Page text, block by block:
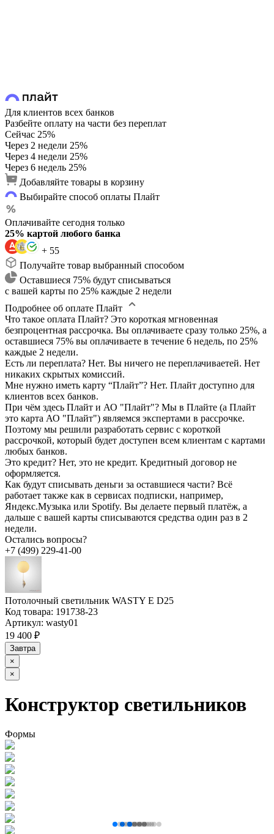
Для клиентов всех банков
Разбейте оплату на части без переплат
Сейчас 25%
Через 2 недели 25%
Через 4 недели 25%
Через 6 недель 25%
Добавляйте товары в корзину
Выбирайте способ оплаты Плайт
Оплачивайте сегодня только
25% картой любого банка
+ 55
Получайте товар выбранный способом
Оставшиеся 75% будут списываться
с вашей карты по 25% каждые 2 недели
Подробнее об оплате Плайт
Что такое оплата Плайт? Это короткая мгновенная
безпроцентная рассрочка. Вы оплачиваете сразу только 25%, а
оставшиеся 75% вы оплачиваете в течение 6 недель, по 25%
каждые 2 недели.
Есть ли переплата? Нет. Вы ничего не переплачиваетей. Нет
никаких скрытых комиссий.
Мне нужно иметь карту “Плайт”? Нет. Плайт доступно для
клиентов всех банков.
При чём здесь Плайт и АО "Плайт"? Мы в Плайте (а Плайт
это карта АО "Плайт") являемся экспертами в рассрочке.
Поэтому мы решили разработать сервис с короткой
рассрочкой, который будет доступен всем клиентам с картами
любых банков.
Это кредит? Нет, это не кредит. Кредитный договор не
оформляется.
Как будут списывать деньги за оставшиеся части? Всё
работает также как в сервисах подписки, например,
Яндекс.Музыка или Spotify. Вы делаете первый платёж, а
дальше с вашей карты списываются средства один раз в 2
недели.
Остались вопросы?
+7 (499) 229-41-00
Потолочный светильник WASTY E D25
Код товара: 191738-23
Артикул: wasty01
19 400 ₽
Завтра
×
×
Конструктор светильников
Формы